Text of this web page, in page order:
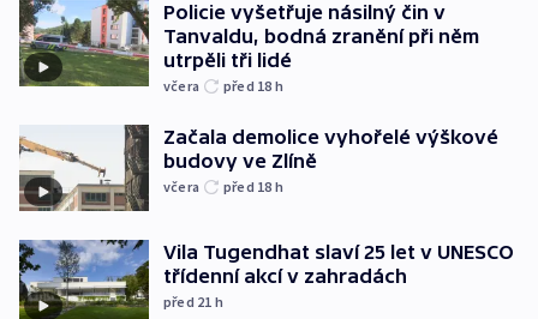
Policie vyšetřuje násilný čin v
Tanvaldu, bodná zranění při něm
utrpěli tři lidé
včera před 18 h
Začala demolice vyhořelé výškové
budovy ve Zlíně
včera před 18 h
Vila Tugendhat slaví 25 let v UNESCO
třídenní akcí v zahradách
před 21 h